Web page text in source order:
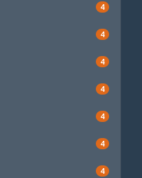
4
4
4
4
4
4
4